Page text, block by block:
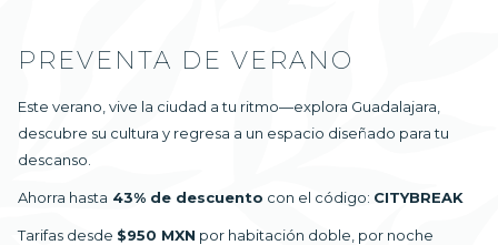
PREVENTA DE VERANO
Este verano, vive la ciudad a tu ritmo—explora Guadalajara,
descubre su cultura y regresa a un espacio diseñado para tu
descanso.
Ahorra hasta 43% de descuento con el código: CITYBREAK
Tarifas desde $950 MXN por habitación doble, por noche